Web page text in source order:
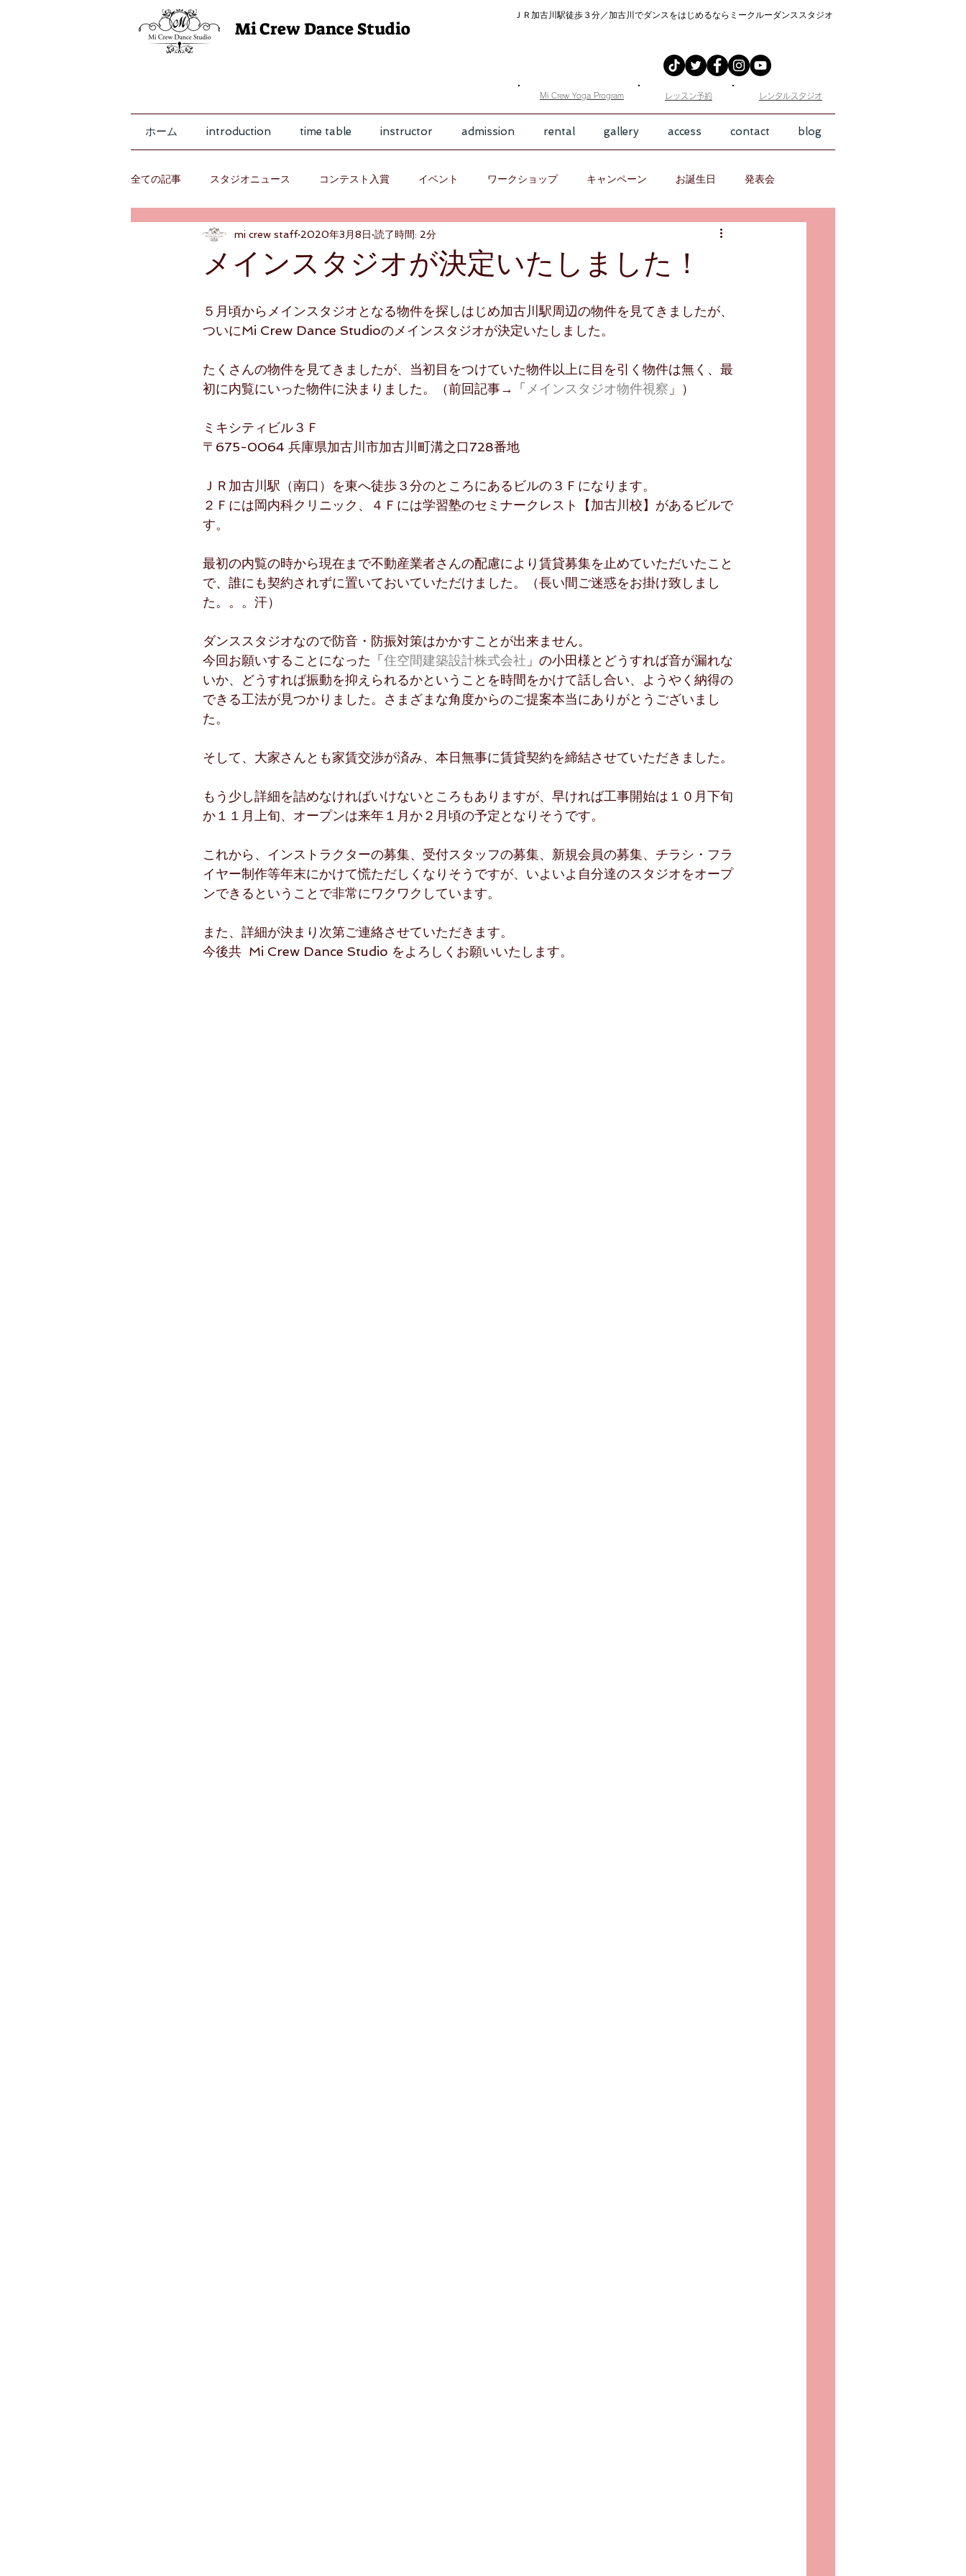
Mi Crew Dance Studio
ＪＲ加古川駅徒歩３分／加古川でダンスをはじめるなら ミークルーダンススタジオ
​Mi Crew Yoga Program ​レッスン予約 ​レンタルスタジオ
ホーム introduction time table instructor admission rental gallery access contact blog
全ての記事 スタジオニュース コンテスト入賞 イベント ワークショップ キャンペーン お誕生日 発表会
メインスタジオが決定いたしました！
mi crew staff 2020年3月8日 読了時間: 2分
５月頃からメインスタジオとなる物件を探しはじめ加古川駅周辺の物件を見てきましたが、
ついにMi Crew Dance Studioのメインスタジオが決定いたしました。
たくさんの物件を見てきましたが、当初目をつけていた物件以上に目を引く物件は無く、最
初に内覧にいった物件に決まりました。（前回記事→「 メインスタジオ物件視察 」）
ミキシティビル３Ｆ
〒675-0064 兵庫県加古川市加古川町溝之口728番地
ＪＲ加古川駅（南口）を東へ徒歩３分のところにあるビルの３Ｆになります。
２Ｆには岡内科クリニック、４Ｆには学習塾のセミナークレスト【加古川校】があるビルで
す。
最初の内覧の時から現在まで不動産業者さんの配慮により賃貸募集を止めていただいたこと
で、誰にも契約されずに置いておいていただけました。（長い間ご迷惑をお掛け致しまし
た。。。汗）
ダンススタジオなので防音・防振対策はかかすことが出来ません。
今回お願いすることになった「 住空間建築設計株式会社 」の小田様とどうすれば音が漏れな
いか、どうすれば振動を抑えられるかということを時間をかけて話し合い、ようやく納得の
できる工法が見つかりました。さまざまな角度からのご提案本当にありがとうございまし
た。
そして、大家さんとも家賃交渉が済み、本日無事に賃貸契約を締結させていただきました。
もう少し詳細を詰めなければいけないところもありますが、早ければ工事開始は１０月下旬
か１１月上旬、オープンは来年１月か２月頃の予定となりそうです。
これから、インストラクターの募集、受付スタッフの募集、新規会員の募集、チラシ・フラ
イヤー制作等年末にかけて慌ただしくなりそうですが、いよいよ自分達のスタジオをオープ
ンできるということで非常にワクワクしています。
また、詳細が決まり次第ご連絡させていただきます。
今後共  Mi Crew Dance Studio をよろしくお願いいたします。